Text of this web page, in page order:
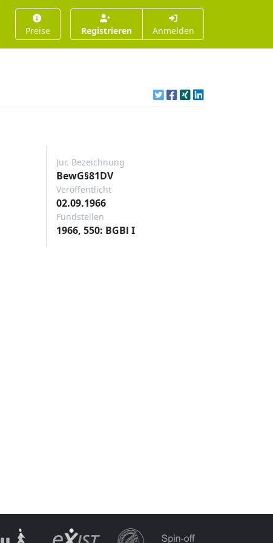
Preise Registrieren Anmelden
Jur. Bezeichnung
BewG§81DV
Veröffentlicht
02.09.1966
Fundstellen
1966, 550: BGBl I